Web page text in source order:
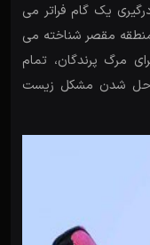
یک گام فراتر می
منطقه مقصر شناخته می
مرگ پرندگان، تمام
حل شدن مشکل زیست